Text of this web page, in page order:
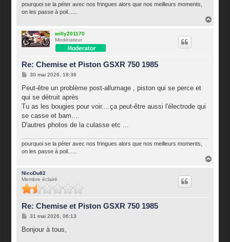
pourquoi se la péter avec nos fringues alors que nos meilleurs moments,
on les passe à poil......
willy201170
Modérateur
Re: Chemise et Piston GSXR 750 1985
M
s
a
g
30 mai 2026, 18:36
Peut-être un problème post-allumage , piston qui se perce et
qui se détruit après
Tu as les bougies pour voir....ça peut-être aussi l'électrode qui
se casse et bam....
D'autres photos de la culasse etc ...
pourquoi se la péter avec nos fringues alors que nos meilleurs moments,
on les passe à poil......
NicoDu82
Membre éclairé
Re: Chemise et Piston GSXR 750 1985
M
s
31 mai 2026, 06:13
Bonjour à tous,